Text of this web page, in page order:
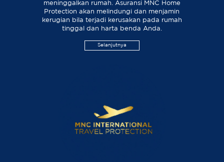
meninggalkan rumah. Asuransi MNC Home
Protection akan melindungi dan menjamin
kerugian bila terjadi kerusakan pada rumah
tinggal dan harta benda Anda.
Selanjutnya